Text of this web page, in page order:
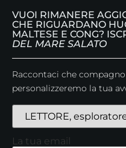
VUOI RIMANERE
CHE RIGUARDANO
MALTESE E CONG?
DEL MARE SALATO
Raccontaci che
personalizzeremo la tua
La tua email